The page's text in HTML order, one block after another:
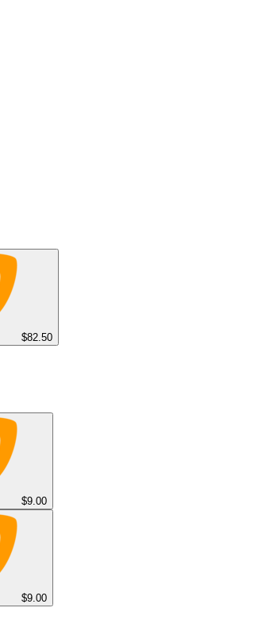
$82.50
$9.00
$9.00